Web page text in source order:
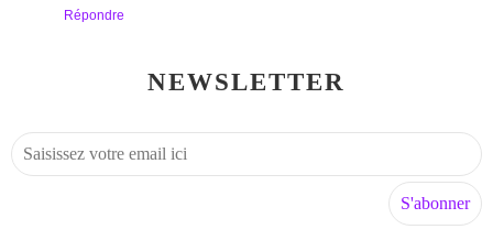
Répondre
NEWSLETTER